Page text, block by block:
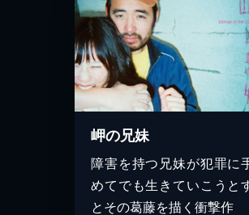
岬の兄妹
障害を持つ兄妹が犯罪に
めてでも生きていこうと
とその葛藤を描く衝撃作